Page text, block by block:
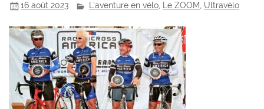
16 août 2023 L'aventure en vélo Le ZOOM Ultravélo